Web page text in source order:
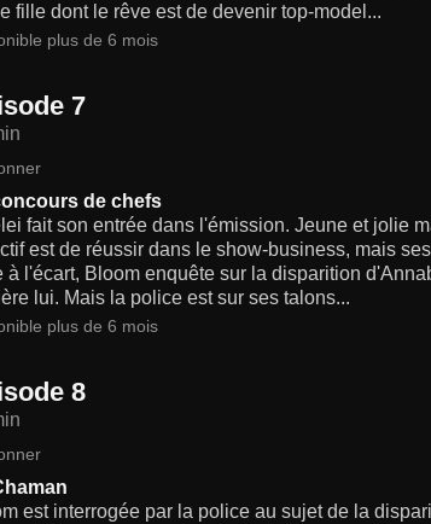
fille dont le rêve est de devenir top-model...
plus de 6 mois
7
de chefs
fait son entrée dans l'émission. Jeune et jolie
est de réussir dans le show-business, mais
à l'écart, Bloom enquête sur la disparition
lui. Mais la police est sur ses talons...
plus de 6 mois
8
est interrogée par la police au sujet de la